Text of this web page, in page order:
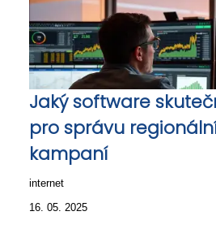
Jaký software
pro správu
kampaní
internet
16. 05. 2025